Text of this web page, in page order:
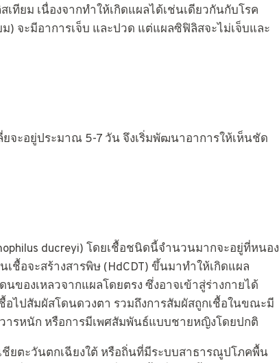
ทียม เนื่องจากทำให้เกิดแผลได้เช่นเดียวกันกับโรค
จะมีอาการเจ็บ และปวด แต่แผลซิฟิลิสจะไม่เจ็บและ
จะอยู่ประมาณ 5-7 วัน จึงเริ่มพัฒนาอาการให้เห็นชัด
ducreyi) โดยเชื้อชนิดนี้จำนวนมากจะอยู่ที่หนอง
ชื้อจะสร้างสารพิษ (HdCDT) ขึ้นมาทำให้เกิดแผล
ของเหลวจากแผลโดยตรง ซึ่งอาจเข้าสู่ร่างกายได้
ไปสัมผัสโดนดวงตา รวมถึงการสัมผัสถูกเชื้อในขณะมี
ารหนัก หรือการมีเพศสัมพันธ์แบบชายหญิงโดยปกติ
ยตะวันตกเฉียงใต้ หรือถิ่นที่มีระบบสาธารณูปโภคพื้น